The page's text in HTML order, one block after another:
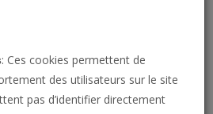
: Ces cookies permettent de
des utilisateurs sur le site
pas d’identifier directement